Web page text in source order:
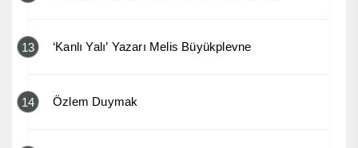
13 ‘Kanlı Yalı’ Yazarı Melis Büyükplevne
14 Özlem Duymak